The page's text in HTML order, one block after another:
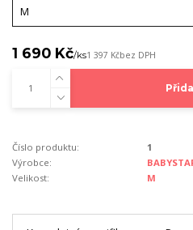
1 690 Kč/ks1 397 Kčbez DPH
Číslo produktu:
1
Výrobce:
Velikost:
M